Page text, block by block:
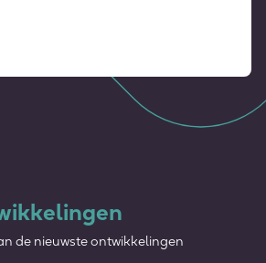
de nieuwste ontwikkelingen